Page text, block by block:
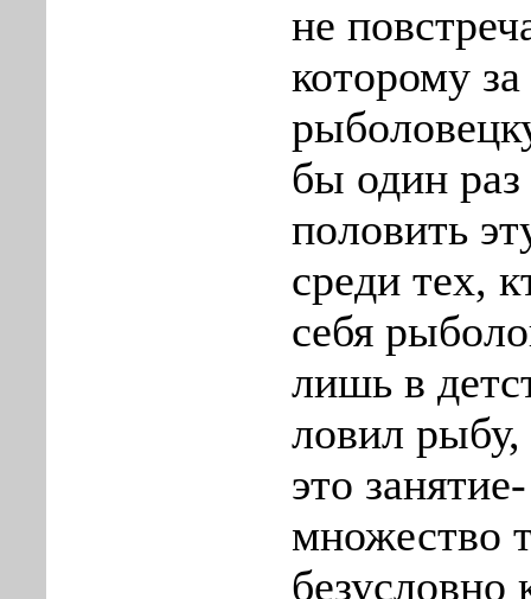
не
которому за
бы один раз
половить
среди тех,
себя
лишь в
ловил рыбу,
это
множество
безусловно